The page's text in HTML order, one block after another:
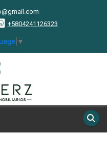
+5804241126323
▼